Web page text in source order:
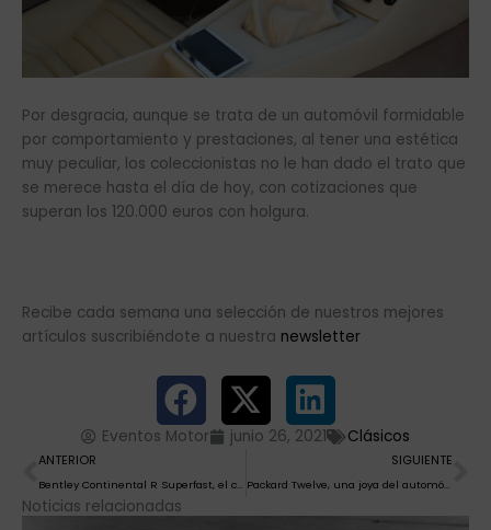
Por desgracia, aunque se trata de un automóvil formidable
por comportamiento y prestaciones, al tener una estética
muy peculiar, los coleccionistas no le han dado el trato que
se merece hasta el día de hoy, con cotizaciones que
superan los 120.000 euros con holgura.
Recibe cada semana una selección de nuestros mejores
artículos suscribiéndote a nuestra newsletter
Eventos Motor junio 26, 2021 Clásicos
Ant
ANTERIOR
Bentley Continental R Superfast, el capricho del Sultán de Brunei
SIGUIENTE
Packard Twelve, una joya del automóvil
Noticias relacionadas